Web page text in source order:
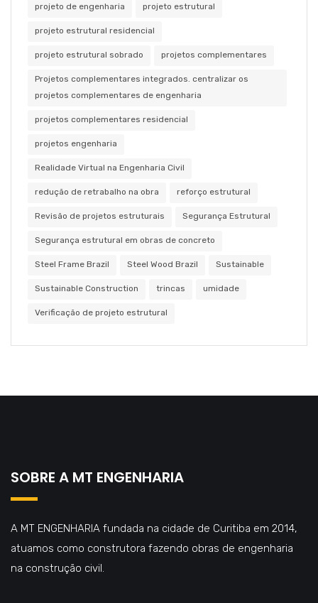
projeto de engenharia projeto estrutural
projeto estrutural residencial
projeto estrutural sobrado projetos complementares
Projetos complementares integrados. centralizar os
projetos complementares de engenharia
projetos complementares residencial
projetos engenharia
Realidade Virtual na Engenharia Civil
redução de retrabalho na obra reforço estrutural
Revisão de projetos estruturais Segurança Estrutural
Segurança estrutural em obras de concreto
Steel Frame Brazil Steel Wood Brazil Sustainable
Sustainable Construction trincas umidade
Verificação de projeto estrutural
SOBRE A MT ENGENHARIA
A MT ENGENHARIA fundada na cidade de Curitiba em 2014,
atuamos como construtora fazendo obras de engenharia
na construção civil.